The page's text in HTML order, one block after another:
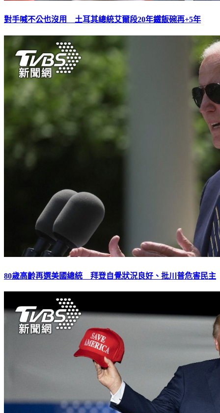
對手喊不公也沒用 土耳其總統艾爾段20年鐵飯碗再+5年
80歲高齡再選美國總統 拜登自覺狀況良好、批川普危害民主